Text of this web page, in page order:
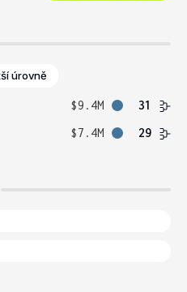
úrovně
$9.4M
31
$7.4M 29